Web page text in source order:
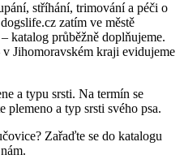
stříhání, trimování a péči o
zatím ve městě
katalog průběžně doplňujeme.
Jihomoravském kraji evidujeme
a typu srsti. Na termín se
plemeno a typ srsti svého psa.
Zařaďte se do katalogu